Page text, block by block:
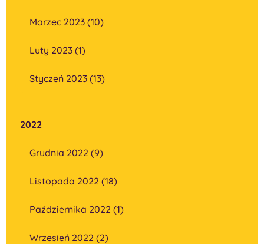
Marzec 2023 (10)
Luty 2023 (1)
Styczeń 2023 (13)
2022
Grudnia 2022 (9)
Listopada 2022 (18)
Października 2022 (1)
Wrzesień 2022 (2)